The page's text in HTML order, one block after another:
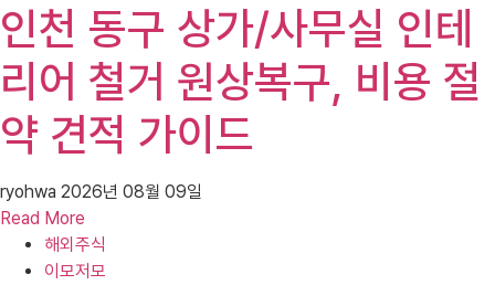
인천 동구 상가/사무실 인테
리어 철거 원상복구, 비용 절
약 견적 가이드
ryohwa 2026년 08월 09일
Read More
해외주식
이모저모